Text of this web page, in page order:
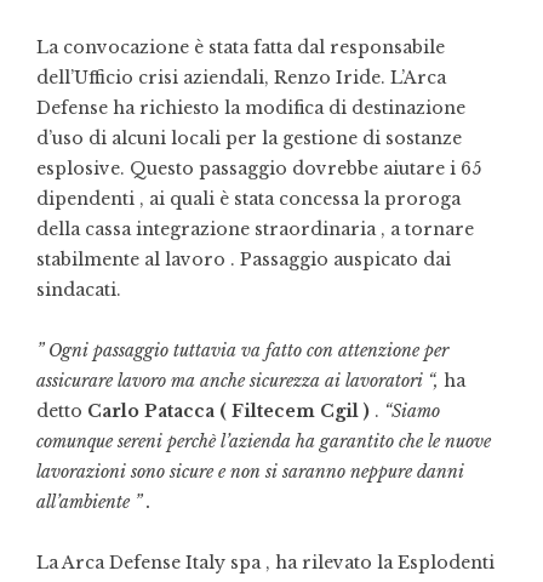
La convocazione è stata fatta dal responsabile
dell’Ufficio crisi aziendali, Renzo Iride. L’Arca
Defense ha richiesto la modifica di destinazione
d’uso di alcuni locali per la gestione di sostanze
esplosive. Questo passaggio dovrebbe aiutare i 65
dipendenti , ai quali è stata concessa la proroga
della cassa integrazione straordinaria , a tornare
stabilmente al lavoro . Passaggio auspicato dai
sindacati.
” Ogni passaggio tuttavia va fatto con attenzione per
assicurare lavoro ma anche sicurezza ai lavoratori “, ha
detto Carlo Patacca ( Filtecem Cgil ) . “Siamo
comunque sereni perchè l’azienda ha garantito che le nuove
lavorazioni sono sicure e non si saranno neppure danni
all’ambiente ” .
La Arca Defense Italy spa , ha rilevato la Esplodenti